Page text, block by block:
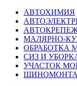
АВТОХИМИЯ
МАЛЯРНО-
ОБРАБОТКА
СИЗ И
УЧАСТОК